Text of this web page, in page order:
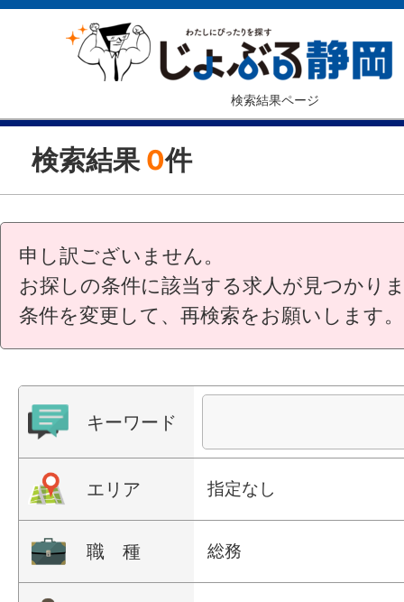
検索結果ページ
検索結果 0件
申し訳ございません。
お探しの条件に該当する求人が見つかり
条件を変更して、再検索をお願いします。
キーワード
エリア 指定なし
職 種 総務